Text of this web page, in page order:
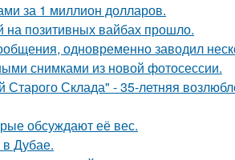
за 1 миллион долларов.
позитивных вайбах прошло.
одновременно заводил
снимками из новой фотосессии.
Склада" - 35-летняя
обсуждают её вес.
Дубае.